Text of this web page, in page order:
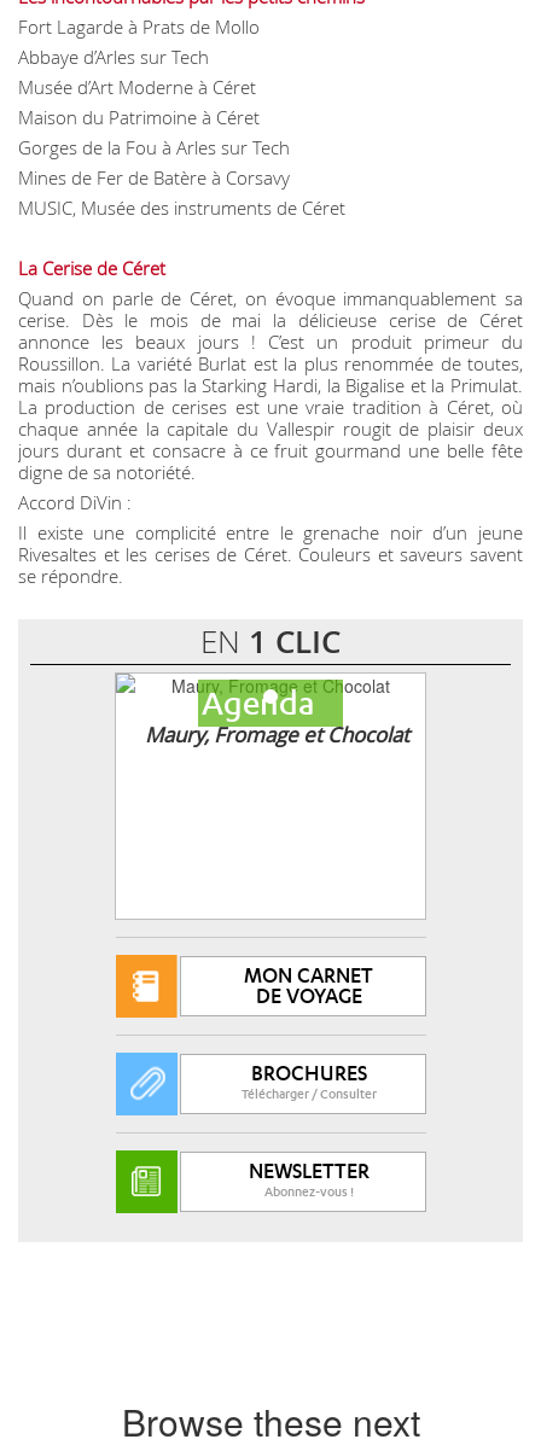
Fort Lagarde à Prats de Mollo
Abbaye d’Arles sur Tech
Musée d’Art Moderne à Céret
Maison du Patrimoine à Céret
Gorges de la Fou à Arles sur Tech
Mines de Fer de Batère à Corsavy
MUSIC, Musée des instruments de Céret
La Cerise de Céret
Quand on parle de Céret, on évoque immanquablement sa
cerise. Dès le mois de mai la délicieuse cerise de Céret
annonce les beaux jours ! C’est un produit primeur du
Roussillon. La variété Burlat est la plus renommée de toutes,
mais n’oublions pas la Starking Hardi, la Bigalise et la Primulat.
La production de cerises est une vraie tradition à Céret, où
chaque année la capitale du Vallespir rougit de plaisir deux
jours durant et consacre à ce fruit gourmand une belle fête
digne de sa notoriété.
Accord DiVin :
Il existe une complicité entre le grenache noir d’un jeune
Rivesaltes et les cerises de Céret. Couleurs et saveurs savent
se répondre.
EN 1 CLIC
Agenda
Maury, Fromage et Chocolat
MON CARNET
DE VOYAGE
BROCHURES
Télécharger / Consulter
NEWSLETTER
Abonnez-vous !
Browse these next